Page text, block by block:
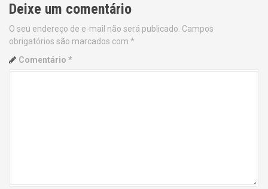
t
n
a
Deixe um comentário
O seu endereço de e-mail não será publicado. Campos
obrigatórios são marcados com *
Comentário *